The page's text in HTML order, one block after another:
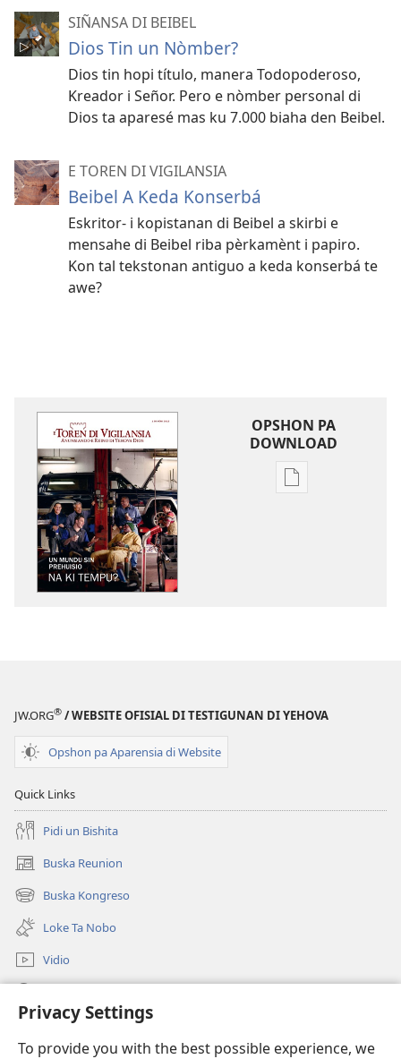
Privacy Settings
To provide you with the best possible experience, we
SIÑANSA DI BEIBEL
Dios Tin un Nòmber?
Dios tin hopi título, manera Todopoderoso,
Kreador i Señor. Pero e nòmber personal di
Dios ta aparesé mas ku 7.000 biaha den Beibel.
E TOREN DI VIGILANSIA
Beibel A Keda Konserbá
Eskritor- i kopistanan di Beibel a skirbi e
mensahe di Beibel riba pèrkamènt i papiro.
Kon tal tekstonan antiguo a keda konserbá te
awe?
OPSHON PA
DOWNLOAD
Opshon
Prehuisio​
Tempu?
JW.ORG® / WEBSITE OFISIAL DI TESTIGUNAN DI YEHOVA
Opshon pa Aparensia di Website
Quick Links
Pidi un Bishita
Buska Reunion
(opens
new
window)
Buska Kongreso
(opens
new
window)
Loke Ta Nobo
Vidio
(opens